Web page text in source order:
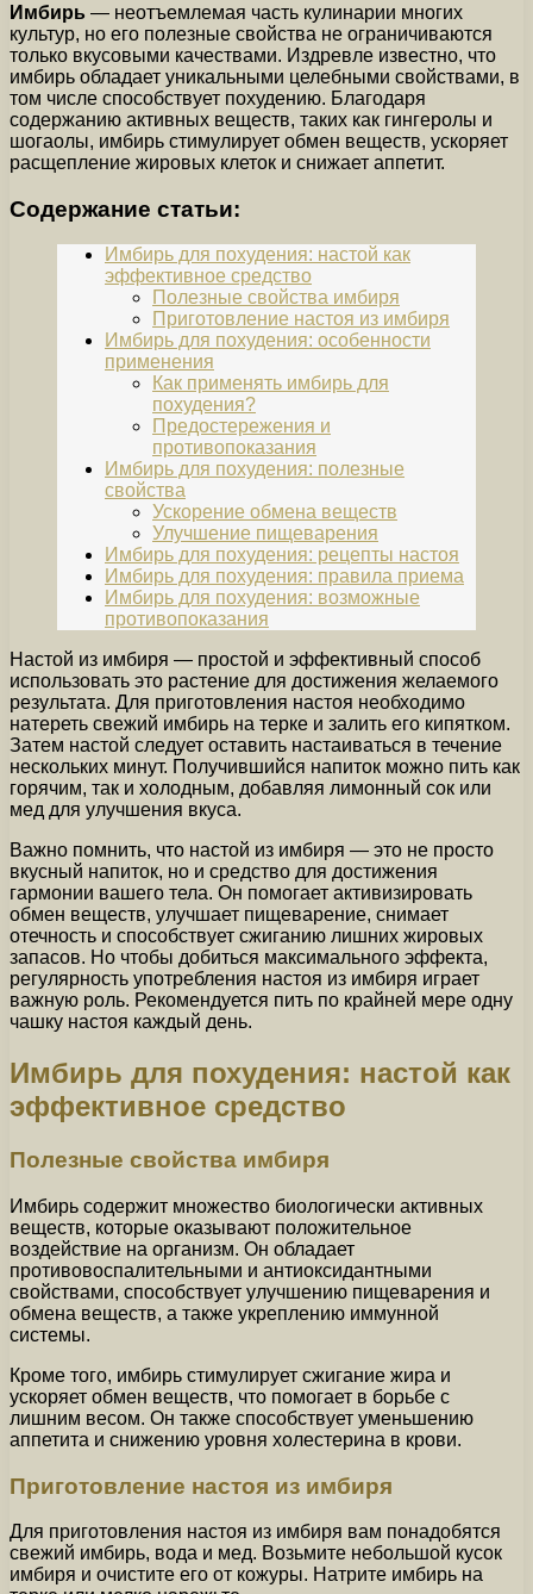
Имбирь — неотъемлемая часть кулинарии многих
культур, но его полезные свойства не ограничиваются
только вкусовыми качествами. Издревле известно, что
имбирь обладает уникальными целебными свойствами, в
том числе способствует похудению. Благодаря
содержанию активных веществ, таких как гингеролы и
шогаолы, имбирь стимулирует обмен веществ, ускоряет
расщепление жировых клеток и снижает аппетит.
Содержание статьи:
Имбирь для похудения: настой как
эффективное средство
Полезные свойства имбиря
Приготовление настоя из имбиря
Имбирь для похудения: особенности
применения
Как применять имбирь для
похудения?
Предостережения и
противопоказания
Имбирь для похудения: полезные
свойства
Ускорение обмена веществ
Улучшение пищеварения
Имбирь для похудения: рецепты настоя
Имбирь для похудения: правила приема
Имбирь для похудения: возможные
противопоказания
Настой из имбиря — простой и эффективный способ
использовать это растение для достижения желаемого
результата. Для приготовления настоя необходимо
натереть свежий имбирь на терке и залить его кипятком.
Затем настой следует оставить настаиваться в течение
нескольких минут. Получившийся напиток можно пить как
горячим, так и холодным, добавляя лимонный сок или
мед для улучшения вкуса.
Важно помнить, что настой из имбиря — это не просто
вкусный напиток, но и средство для достижения
гармонии вашего тела. Он помогает активизировать
обмен веществ, улучшает пищеварение, снимает
отечность и способствует сжиганию лишних жировых
запасов. Но чтобы добиться максимального эффекта,
регулярность употребления настоя из имбиря играет
важную роль. Рекомендуется пить по крайней мере одну
чашку настоя каждый день.
Имбирь для похудения: настой как
эффективное средство
Полезные свойства имбиря
Имбирь содержит множество биологически активных
веществ, которые оказывают положительное
воздействие на организм. Он обладает
противовоспалительными и антиоксидантными
свойствами, способствует улучшению пищеварения и
обмена веществ, а также укреплению иммунной
системы.
Кроме того, имбирь стимулирует сжигание жира и
ускоряет обмен веществ, что помогает в борьбе с
лишним весом. Он также способствует уменьшению
аппетита и снижению уровня холестерина в крови.
Приготовление настоя из имбиря
Для приготовления настоя из имбиря вам понадобятся
свежий имбирь, вода и мед. Возьмите небольшой кусок
имбиря и очистите его от кожуры. Натрите имбирь на